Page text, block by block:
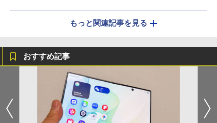
もっと関連記事を見る
おすすめ記事